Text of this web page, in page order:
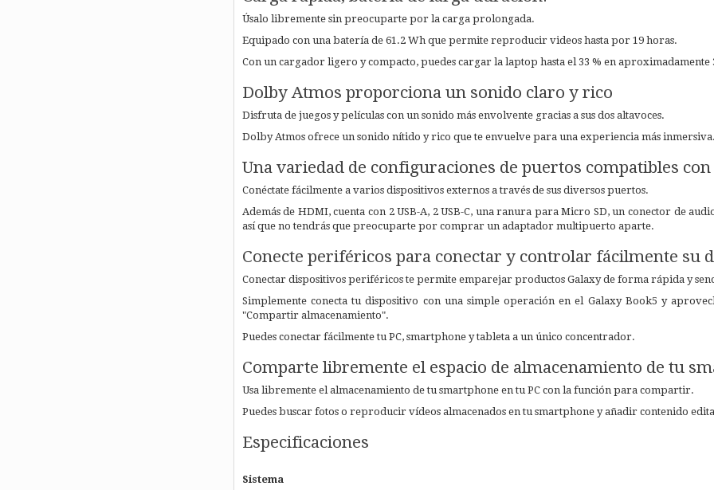
Úsalo libremente sin preocuparte por la carga prolongada.
Equipado con una batería de 61.2 Wh que permite reproducir videos hasta por 19 horas.
Con un cargador ligero y compacto, puedes cargar la laptop hasta el 33 % en aproximadamente
Dolby Atmos proporciona un sonido claro y rico
Disfruta de juegos y películas con un sonido más envolvente gracias a sus dos altavoces.
Dolby Atmos ofrece un sonido nítido y rico que te envuelve para una experiencia más inmersiva.
Una variedad de configuraciones de puertos compatibles
Conéctate fácilmente a varios dispositivos externos a través de sus diversos puertos.
Además de HDMI, cuenta con 2 USB-A, 2 USB-C, una ranura para Micro SD, un conector de
así que no tendrás que preocuparte por comprar un adaptador multipuerto aparte.
Conecte periféricos para conectar y controlar fácilmente su
Conectar dispositivos periféricos te permite emparejar productos Galaxy de forma rápida y
Simplemente conecta tu dispositivo con una simple operación en el Galaxy Book5 y
"Compartir almacenamiento".
Puedes conectar fácilmente tu PC, smartphone y tableta a un único concentrador.
Comparte libremente el espacio de almacenamiento de tu
Usa libremente el almacenamiento de tu smartphone en tu PC con la función para compartir.
Puedes buscar fotos o reproducir vídeos almacenados en tu smartphone yañadir contenido
Especificaciones
Sistema